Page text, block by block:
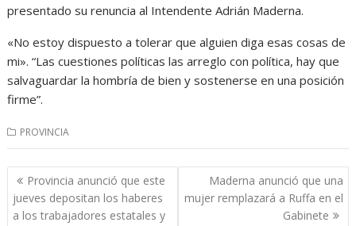
presentado su renuncia al Intendente Adrián Maderna.
«No estoy dispuesto a tolerar que alguien diga esas cosas de
mi». “Las cuestiones políticas las arreglo con política, hay que
salvaguardar la hombría de bien y sostenerse en una posición
firme”.
PROVINCIA
Navegación
de
entradas
Provincia anunció que este
jueves depositan los haberes
a los trabajadores estatales y
Maderna anunció que una
mujer remplazará a Ruffa en el
Gabinete